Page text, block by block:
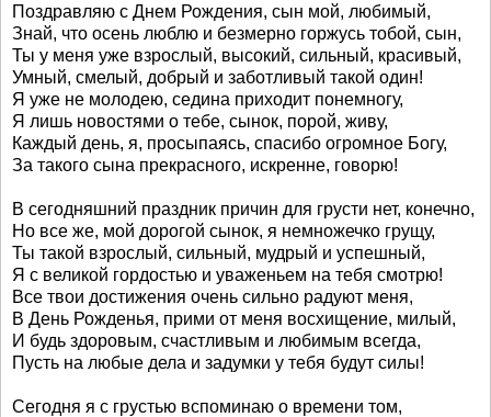
Поздравляю с Днем Рождения, сын мой, любимый,
Знай, что осень люблю и безмерно горжусь тобой, сын,
Ты у меня уже взрослый, высокий, сильный, красивый,
Умный, смелый, добрый и заботливый такой один!
Я уже не молодею, седина приходит понемногу,
Я лишь новостями о тебе, сынок, порой, живу,
Каждый день, я, просыпаясь, спасибо огромное Богу,
За такого сына прекрасного, искренне, говорю!
В сегодняшний праздник причин для грусти нет, конечно,
Но все же, мой дорогой сынок, я немножечко грущу,
Ты такой взрослый, сильный, мудрый и успешный,
Я с великой гордостью и уваженьем на тебя смотрю!
Все твои достижения очень сильно радуют меня,
В День Рожденья, прими от меня восхищение, милый,
И будь здоровым, счастливым и любимым всегда,
Пусть на любые дела и задумки у тебя будут силы!
Сегодня я с грустью вспоминаю о времени том,